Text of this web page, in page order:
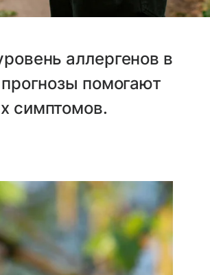
аллергенов в
помогают
симптомов.